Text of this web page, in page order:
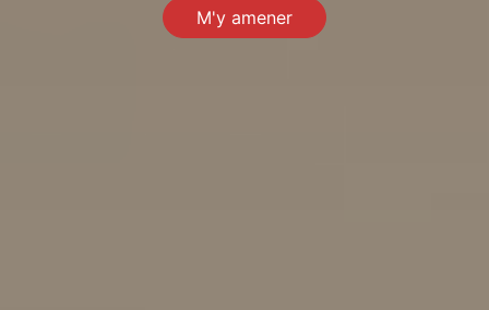
M'y amener